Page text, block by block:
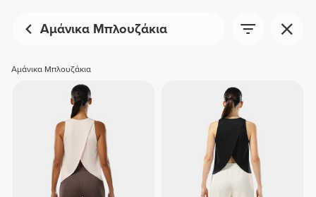
Αμάνικα Μπλουζάκια
Αμάνικα Μπλουζάκια